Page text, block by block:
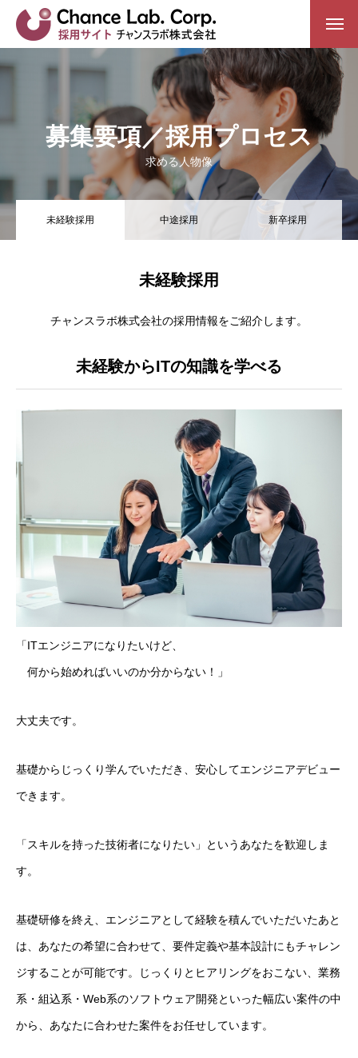
会社を知る
チャンスラボの制度
仕事を知る
ネットワーク構築・運用
開発実績
先輩社員のインタビュー
募集要項／採用プロセス
システムエンジニア／東京採用
システムエンジニア／福岡採用
未経験者歓迎／東京・福岡採用
エントリー
Youtubeチャンネル
募集要項／採用プロセス
求める人物像
未経験採用 中途採用 新卒採用
未経験採用
チャンスラボ株式会社の採用情報をご紹介します。
未経験からITの知識を学べる
「ITエンジニアになりたいけど、
何から始めればいいのか分からない！」
大丈夫です。
基礎からじっくり学んでいただき、安心してエンジニアデビュー
できます。
「スキルを持った技術者になりたい」というあなたを歓迎しま
す。
基礎研修を終え、エンジニアとして経験を積んでいただいたあと
は、あなたの希望に合わせて、要件定義や基本設計にもチャレン
ジすることが可能です。じっくりとヒアリングをおこない、業務
系・組込系・ Web系のソフトウェア開発といった幅広い案件の中
から、あなたに合わせた案件をお任せしています。